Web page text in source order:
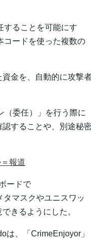
することを可能にす
コードを使った複数の
金を、自動的に攻撃
（委任）」を行う際に
することや、別途秘
報道
ードで
タマスクやユニスワッ
きるようにした。
は、「CrimeEnjoyor」